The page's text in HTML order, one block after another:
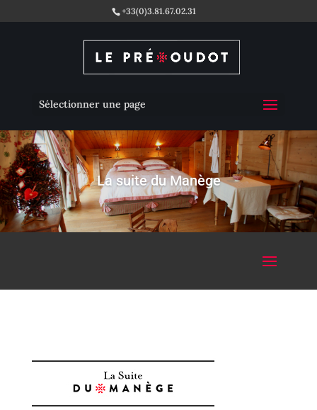
+33(0)3.81.67.02.31
Sélectionner une page
La suite du Manège